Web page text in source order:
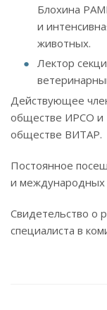
Блохина
и
животных.
Лектор
Действующее
обществе ИРСО и
обществе ВИТАР.
Постоянное
и международных
Свидетельство о
специалиста в